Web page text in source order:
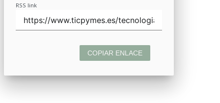
RSS link
COPIAR ENLACE